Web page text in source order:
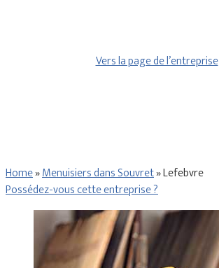
Vers la page de l’entreprise
Home»Menuisiers dans Souvret»Lefebvre
Possédez-vous cette entreprise ?